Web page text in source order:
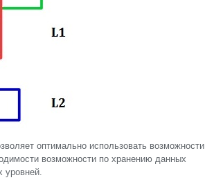
оптимально использовать возможности
возможности по хранению данных
уровней.